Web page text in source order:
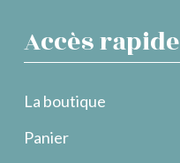
Accès rapide
La boutique
Panier